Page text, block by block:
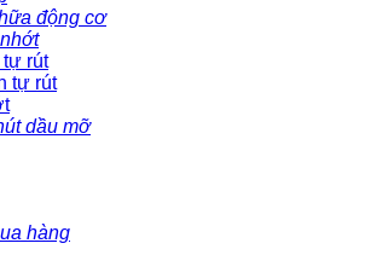
động cơ
rút
tự rút
dầu mỡ
hàng